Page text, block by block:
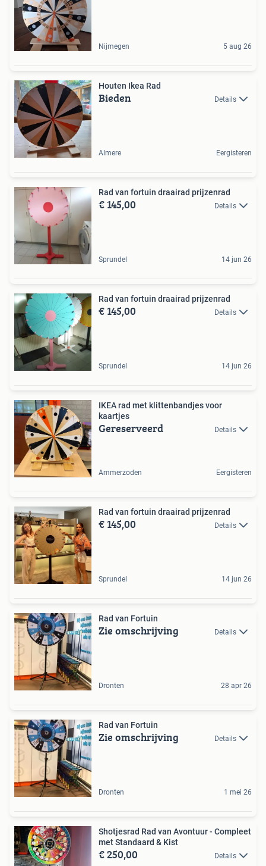
Nijmegen 5 aug 26
Houten Ikea Rad
Bieden Details
Almere Eergisteren
Rad van fortuin draairad prijzenrad
€ 145,00 Details
Sprundel 14 jun 26
Rad van fortuin draairad prijzenrad
€ 145,00 Details
Sprundel 14 jun 26
IKEA rad met klittenbandjes voor
kaartjes
Gereserveerd Details
Ammerzoden Eergisteren
Rad van fortuin draairad prijzenrad
€ 145,00 Details
Sprundel 14 jun 26
Rad van Fortuin
Zie omschrijving Details
Dronten 28 apr 26
Rad van Fortuin
Zie omschrijving Details
Dronten 1 mei 26
Shotjesrad Rad van Avontuur - Compleet
met Standaard & Kist
€ 250,00 Details